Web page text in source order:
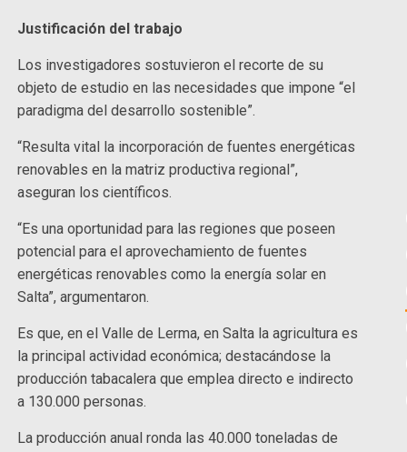
Justificación del trabajo
Los investigadores sostuvieron el recorte de su
objeto de estudio en las necesidades que impone “el
paradigma del desarrollo sostenible”.
“Resulta vital la incorporación de fuentes energéticas
renovables en la matriz productiva regional”,
aseguran los científicos.
“Es una oportunidad para las regiones que poseen
potencial para el aprovechamiento de fuentes
energéticas renovables como la energía solar en
Salta”, argumentaron.
Es que, en el Valle de Lerma, en Salta la agricultura es
la principal actividad económica; destacándose la
producción tabacalera que emplea directo e indirecto
a 130.000 personas.
La producción anual ronda las 40.000 toneladas de